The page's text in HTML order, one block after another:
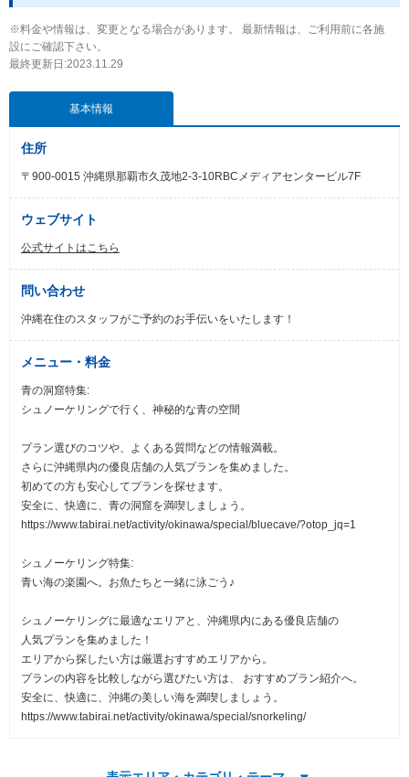
※料金や情報は、変更となる場合があります。 最新情報は、ご利用前に各施
設にご確認下さい。
最終更新日:2023.11.29
基本情報
住所
〒900-0015 沖縄県那覇市久茂地2-3-10RBCメディアセンタービル7F
ウェブサイト
公式サイトはこちら
問い合わせ
沖縄在住のスタッフがご予約のお手伝いをいたします！
メニュー・料金
青の洞窟特集:
シュノーケリングで行く、神秘的な青の空間
プラン選びのコツや、よくある質問などの情報満載。
さらに沖縄県内の優良店舗の人気プランを集めました。
初めての方も安心してプランを探せます。
安全に、快適に、青の洞窟を満喫しましょう。
https://www.tabirai.net/activity/okinawa/special/bluecave/?otop_jq=1
シュノーケリング特集:
青い海の楽園へ。お魚たちと一緒に泳ごう♪
シュノーケリングに最適なエリアと、沖縄県内にある優良店舗の
人気プランを集めました！
エリアから探したい方は厳選おすすめエリアから。
プランの内容を比較しながら選びたい方は、 おすすめプラン紹介へ。
安全に、快適に、沖縄の美しい海を満喫しましょう。
https://www.tabirai.net/activity/okinawa/special/snorkeling/